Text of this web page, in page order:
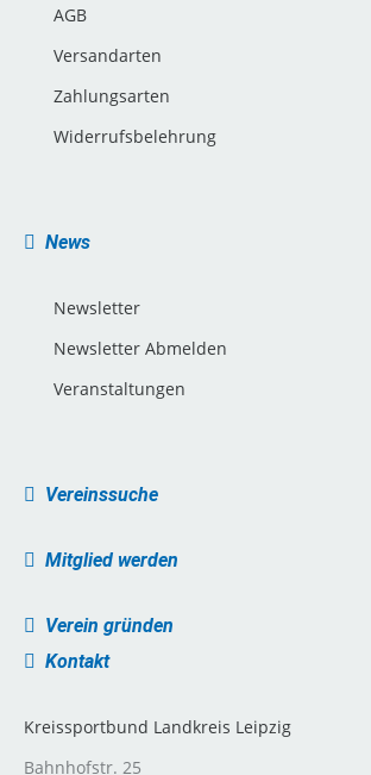
AGB
Versandarten
Zahlungsarten
Widerrufsbelehrung
News
Newsletter
Newsletter Abmelden
Veranstaltungen
Vereinssuche
Mitglied werden
Verein gründen
Kontakt
Kreissportbund Landkreis Leipzig
Bahnhofstr. 25